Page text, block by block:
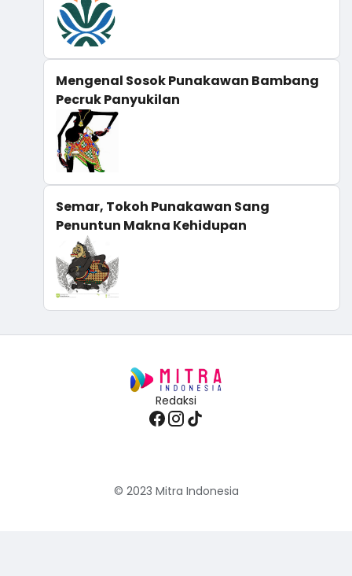
Mengenal Sosok Punakawan Bambang
Pecruk Panyukilan
Semar, Tokoh Punakawan Sang
Penuntun Makna Kehidupan
Redaksi
© 2023 Mitra Indonesia